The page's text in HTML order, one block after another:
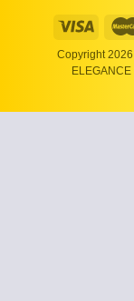
Copyright